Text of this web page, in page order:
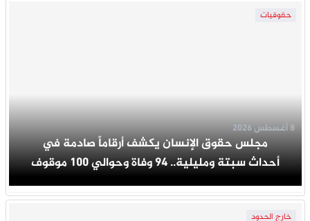
حقوقيات
مجلس حقوق الإنسان يكشف أرقاماً صادمة في
أحداث سبتة ومليلية.. 94 وفاة وحوالي 100 موقوف
8 أغسطس 2026
خارج الحدود